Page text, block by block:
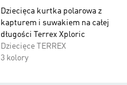
Dziecięca kurtka polarowa z
kapturem i suwakiem na całej
długości Terrex Xploric
Dziecięce TERREX
3 kolory